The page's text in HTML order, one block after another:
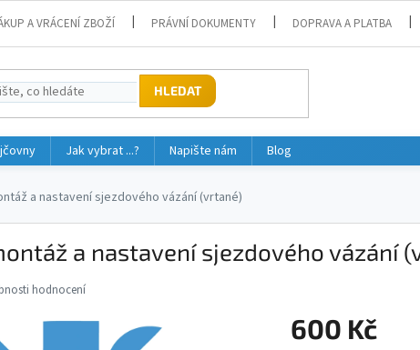
A VRÁCENÍ ZBOŽÍ PRÁVNÍ DOKUMENTY DOPRAVA A PLATBA
HLEDAT
Jak vybrat ...? Napište nám Blog
a nastavení sjezdového vázání (vrtané)
a nastavení sjezdového vázání
hodnocení
600 Kč